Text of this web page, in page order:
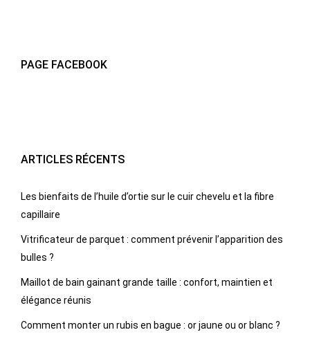
PAGE FACEBOOK
ARTICLES RÉCENTS
Les bienfaits de l’huile d’ortie sur le cuir chevelu et la fibre
capillaire
Vitrificateur de parquet : comment prévenir l’apparition des
bulles ?
Maillot de bain gainant grande taille : confort, maintien et
élégance réunis
Comment monter un rubis en bague : or jaune ou or blanc ?